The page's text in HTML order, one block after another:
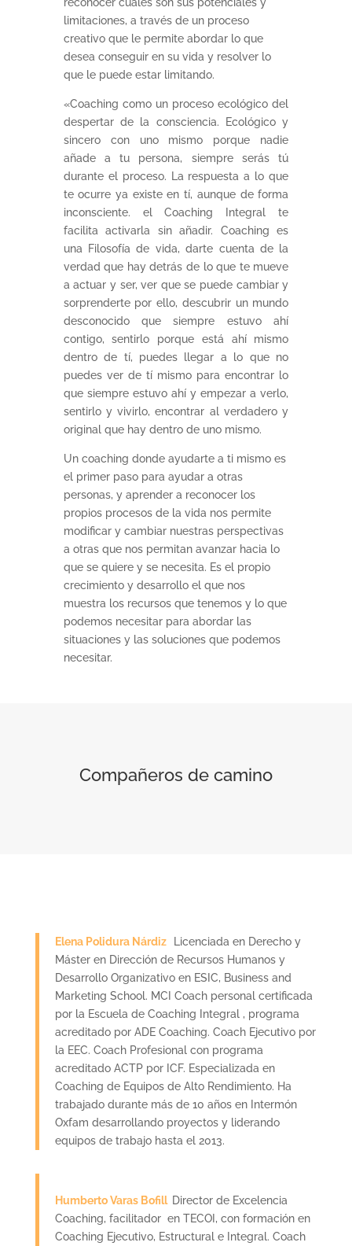
reconocer cuales son sus potenciales y
limitaciones, a través de un proceso
creativo que le permite abordar lo que
desea conseguir en su vida y resolver lo
que le puede estar limitando.
«Coaching como un proceso ecológico del
despertar de la consciencia. Ecológico y
sincero con uno mismo porque nadie
añade a tu persona, siempre serás tú
durante el proceso. La respuesta a lo que
te ocurre ya existe en tí, aunque de forma
inconsciente. el Coaching Integral te
facilita activarla sin añadir. Coaching es
una Filosofía de vida, darte cuenta de la
verdad que hay detrás de lo que te mueve
a actuar y ser, ver que se puede cambiar y
sorprenderte por ello, descubrir un mundo
desconocido que siempre estuvo ahí
contigo, sentirlo porque está ahí mismo
dentro de tí, puedes llegar a lo que no
puedes ver de tí mismo para encontrar lo
que siempre estuvo ahí y empezar a verlo,
sentirlo y vivirlo, encontrar al verdadero y
original que hay dentro de uno mismo.
Un coaching donde ayudarte a ti mismo es
el primer paso para ayudar a otras
personas, y aprender a reconocer los
propios procesos de la vida nos permite
modificar y cambiar nuestras perspectivas
a otras que nos permitan avanzar hacia lo
que se quiere y se necesita. Es el propio
crecimiento y desarrollo el que nos
muestra los recursos que tenemos y lo que
podemos necesitar para abordar las
situaciones y las soluciones que podemos
necesitar.
Compañeros de camino
Elena Polidura Nárdiz
Licenciada en Derecho y
Máster en Dirección de Recursos Humanos y
Desarrollo Organizativo en ESIC, Business and
Marketing School. MCI Coach personal certificada
por la Escuela de Coaching Integral , programa
acreditado por ADE Coaching. Coach Ejecutivo por
la EEC. Coach Profesional con programa
acreditado ACTP por ICF. Especializada en
Coaching de Equipos de Alto Rendimiento. Ha
trabajado durante más de 10 años en Intermón
Oxfam desarrollando proyectos y liderando
equipos de trabajo hasta el 2013.
Humberto Varas Bofill Director de Excelencia
Coaching, facilitador en TECOI, con formación en
Coaching Ejecutivo, Estructural e Integral. Coach